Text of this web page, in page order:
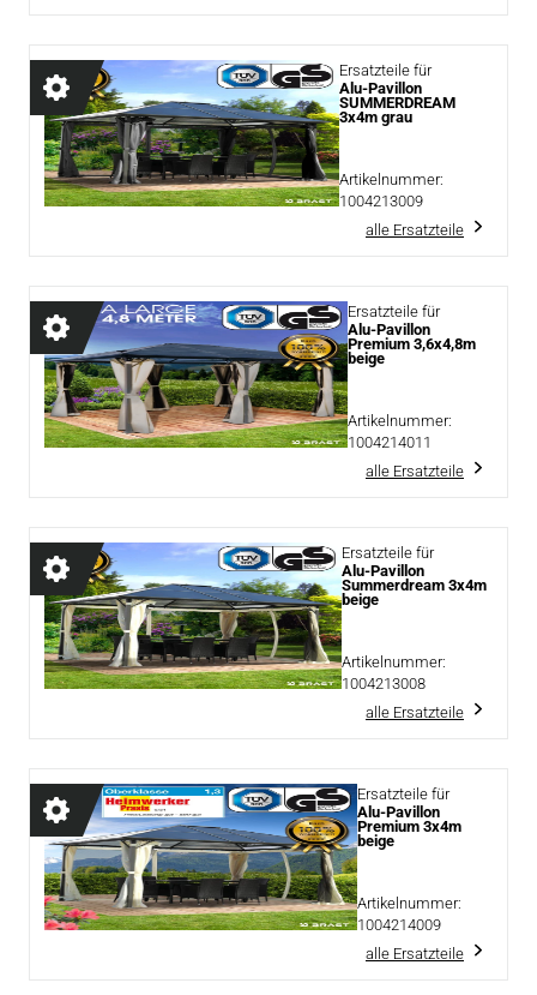
Ersatzteile für
Alu-Pavillon
SUMMERDREAM
3x4m grau
Artikelnummer:
1004213009
alle Ersatzteile
Ersatzteile für
Alu-Pavillon
Premium 3,6x4,8m
beige
Artikelnummer:
1004214011
alle Ersatzteile
Ersatzteile für
Alu-Pavillon
Summerdream 3x4m
beige
Artikelnummer:
1004213008
alle Ersatzteile
Ersatzteile für
Alu-Pavillon
Premium 3x4m
beige
Artikelnummer:
1004214009
alle Ersatzteile